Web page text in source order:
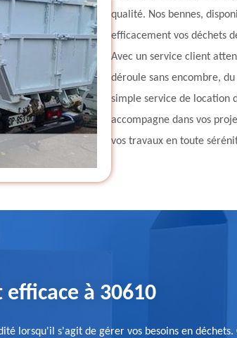
qualité. Nos bennes,
efficacement vos déchets
Avec un service client
déroule sans encombre,
simple service de location
accompagne dans vos
vos travaux en toute
à 30610
lorsqu'il s'agit de gérer vos besoins en